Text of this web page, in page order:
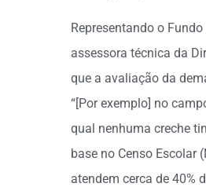
Representando o
assessora técnica da
que a avaliação da
“[Por exemplo] no
qual nenhuma creche
base no Censo Escolar
atendem cerca de 40%